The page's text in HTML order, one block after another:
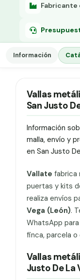
Fabricante
Información
Vallas
San Justo
Información
malla, envío y
en San Justo
Vallate fabrica
puertas y kits
realiza envíos
Vega (León).
WhatsApp
finca, parcela
Vallas
Justo De La